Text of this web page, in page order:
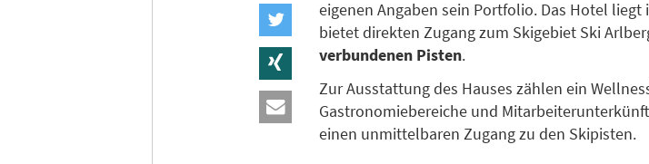
eigenen Angaben sein Portfolio. Das Hotel
bietet direkten Zugang zum Skigebiet Ski
verbundenen Pisten.
Zur Ausstattung des Hauses zählen ein
Gastronomiebereiche und
einen unmittelbaren Zugang zu den Skipisten.